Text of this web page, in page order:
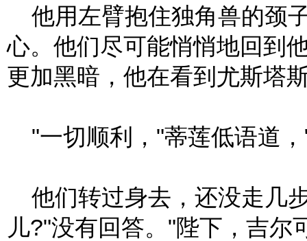
他用左臂抱住独角兽的颈
心。他们尽可能悄悄地回到
更加黑暗，他在看到尤斯塔
"一切顺利，"蒂莲低语道
他们转过身去，还没走几
儿?"没有回答。"陛下，吉尔